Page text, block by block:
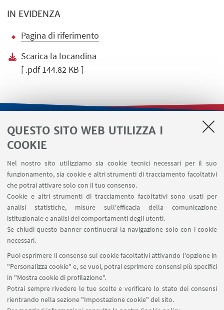
QUESTO SITO WEB UTILIZZA I
COOKIE
Nel nostro sito utilizziamo sia cookie tecnici necessari per il suo
funzionamento, sia cookie e altri strumenti di tracciamento facoltativi
che potrai attivare solo con il tuo consenso.
Cookie e altri strumenti di tracciamento facoltativi sono usati per
analisi statistiche, misure sull'efficacia della comunicazione
istituzionale e analisi dei comportamenti degli utenti.
Se chiudi questo banner continuerai la navigazione solo con i cookie
necessari.
Puoi esprimere il consenso sui cookie facoltativi attivando l'opzione in
"Personalizza cookie" e, se vuoi, potrai esprimere consensi più specifici
in "Mostra cookie di profilazione".
Potrai sempre rivedere le tue scelte e verificare lo stato dei consensi
rientrando nella sezione "Impostazione cookie" del sito.
IN EVIDENZA
Pagina di riferimento
Scarica la locandina
[ .pdf 144.82 KB ]
LINK UTILI
Area riservata
Area DIT
SEGUI IL DIPARTIMENTO SU:
SEGUI UNIBO SU:
APP: